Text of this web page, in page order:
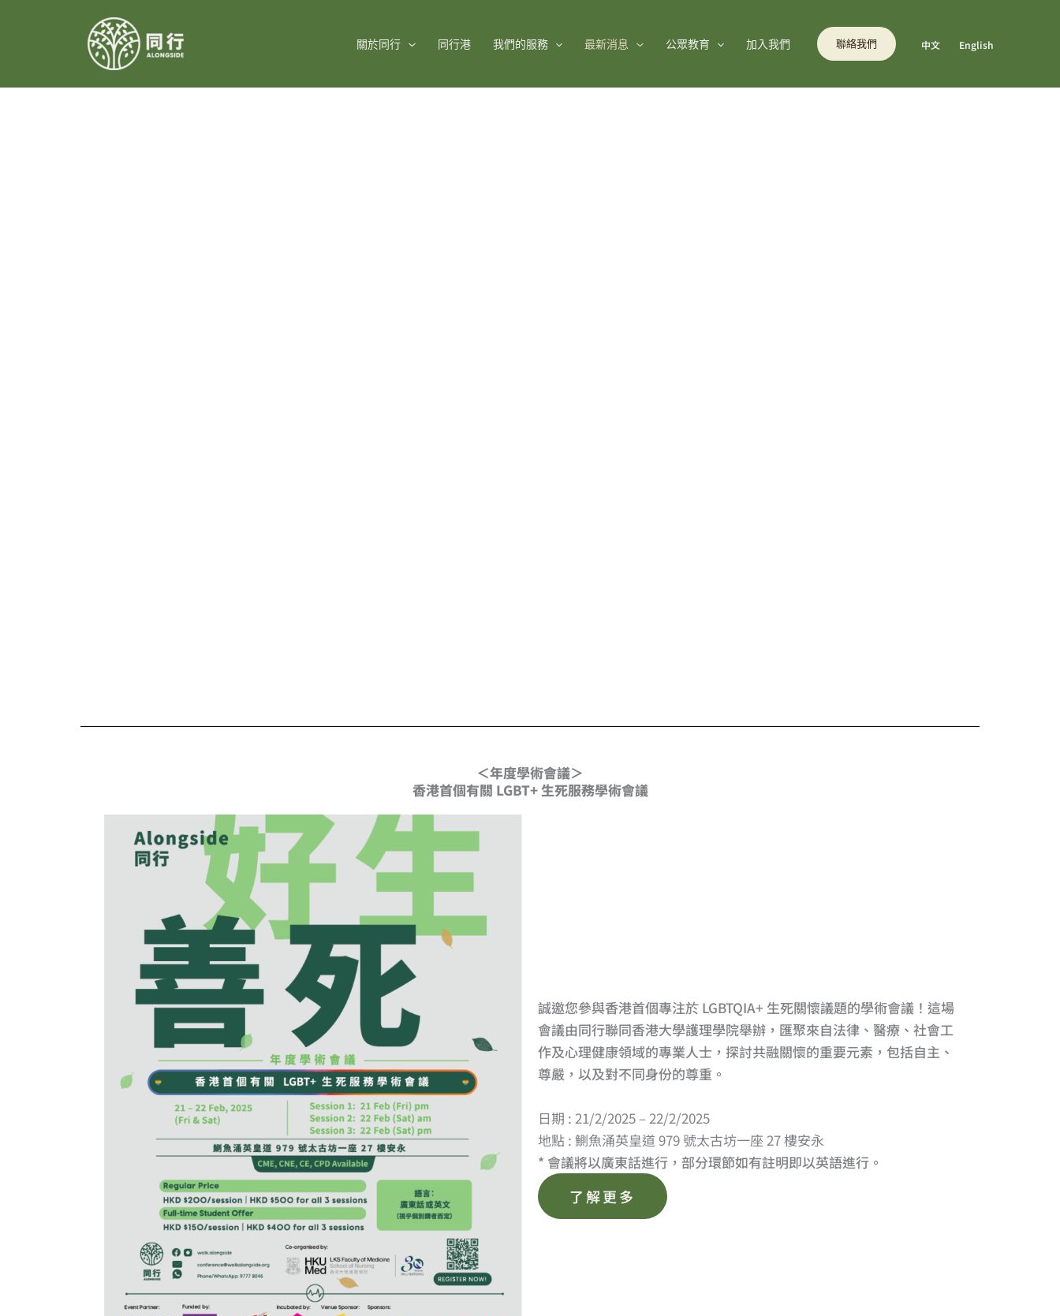
關於同行 同行港 我們的服務 最新消息 公眾教育 加入我們 聯絡我們 中文 English
＜年度學術會議＞
香港首個有關 LGBT+ 生死服務學術會議
誠邀您參與香港首個專注於 LGBTQIA+ 生死關懷議題的學術會議！這場
會議由同行聯同香港大學護理學院舉辦，匯聚來自法律、醫療、社會工
作及心理健康領域的專業人士，探討共融關懷的重要元素，包括自主、
尊嚴，以及對不同身份的尊重。
日期 : 21/2/2025 – 22/2/2025
地點 : 鰂魚涌英皇道 979 號太古坊一座 27 樓安永
* 會議將以廣東話進行，部分環節如有註明即以英語進行。
了解更多